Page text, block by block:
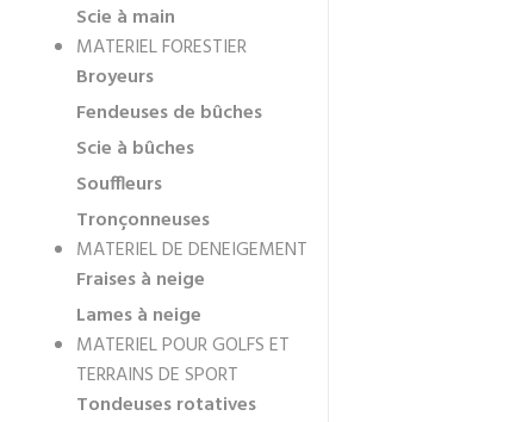
Scie à main
MATERIEL FORESTIER
Broyeurs
Fendeuses de bûches
Scie à bûches
Souffleurs
Tronçonneuses
MATERIEL DE DENEIGEMENT
Fraises à neige
Lames à neige
MATERIEL POUR GOLFS ET
TERRAINS DE SPORT
Tondeuses rotatives